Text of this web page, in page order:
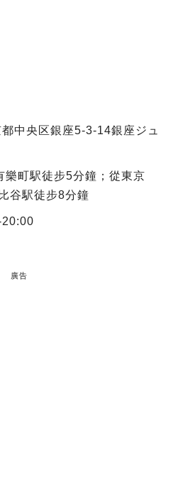
中央区銀座5-3-14銀座ジュ
樂町駅徒步5分鐘；從東京
谷駅徒步8分鐘
廣告